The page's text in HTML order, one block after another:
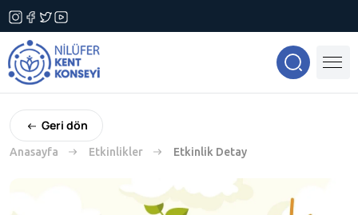
Geri dön
Anasayfa Etkinlikler Etkinlik Detay